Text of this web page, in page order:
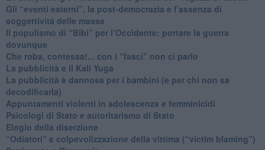
​Gli “eventi esterni”, la post-democrazia e l’assenza di
soggettività delle masse
​Il populismo di “Bibi” per l’Occidente: portare la guerra
dovunque
​Che roba, contessa!... con i “fasci” non ci parlo
La pubblicità e il Kali Yuga
​La pubblicità è dannosa per i bambini (e per chi non sa
decodificarla)
​Appuntamenti violenti in adolescenza e femminicidi
​Psicologi di Stato e autoritarismo di Stato
Elogio della diserzione
“Odiatori” e colpevolizzazione della vittima (“victim blaming”)